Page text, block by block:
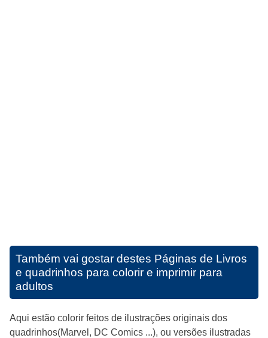
Também vai gostar destes Páginas de Livros
e quadrinhos para colorir e imprimir para
adultos
Aqui estão colorir feitos de ilustrações originais dos
quadrinhos(Marvel, DC Comics ...), ou versões ilustradas